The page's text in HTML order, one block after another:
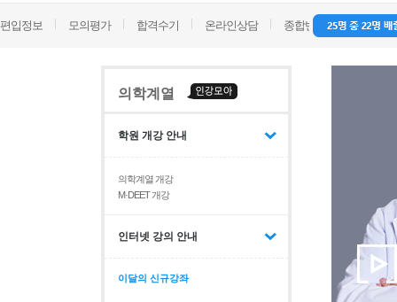
편입정보 모의평가 합격수기 온라인상담 종합반 방문상담
의학계열
학원 개강 안내
의학계열 개강
M·DEET 개강
인터넷 강의 안내
이달의 신규강좌